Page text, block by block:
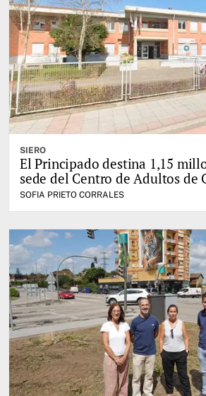
SIERO
El Principado destina 1,15
sede del Centro de Adultos de
SOFIA PRIETO CORRALES